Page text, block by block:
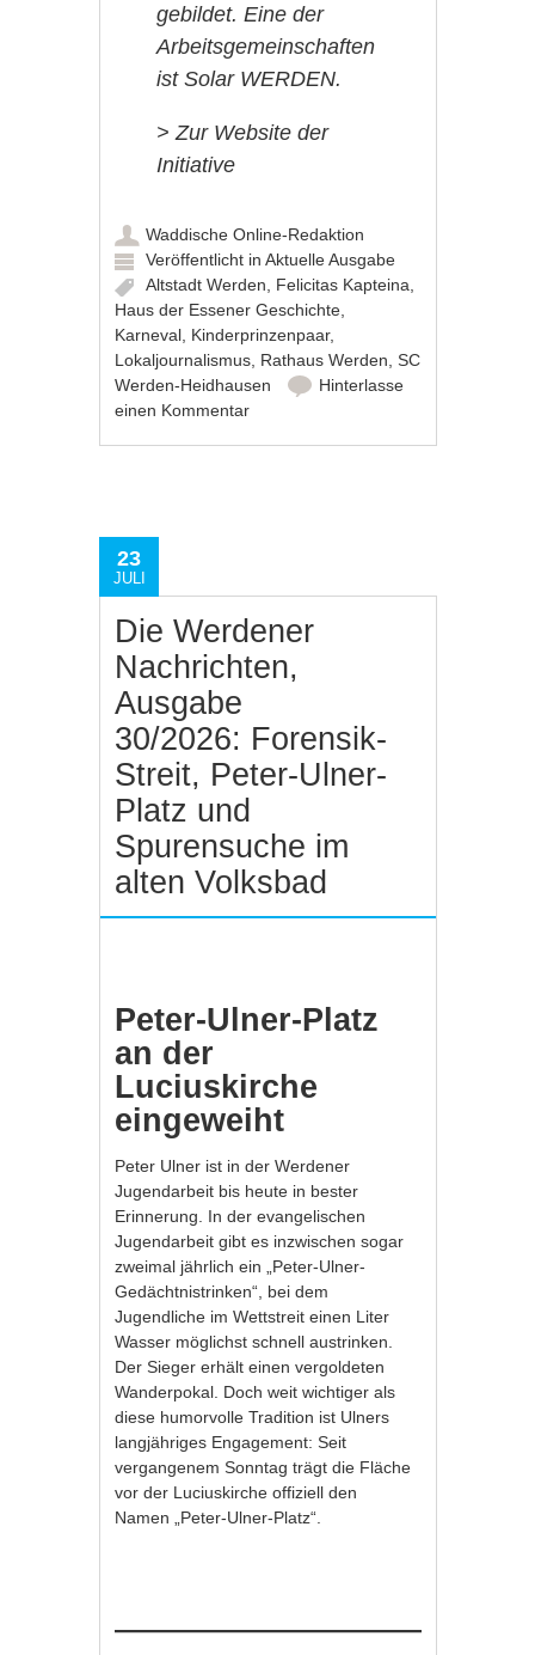
gebildet. Eine der
Arbeitsgemeinschaften
ist Solar WERDEN.
> Zur Website der
Initiative
Waddische Online-Redaktion
Veröffentlicht inAktuelle Ausgabe
Altstadt Werden
Felicitas Kapteina
Haus der Essener Geschichte
Karneval Kinderprinzenpaar,
Lokaljournalismus Rathaus Werden ,SC
Werden-Heidhausen
Hinterlasse
einen Kommentar
23
JULI
Die Werdener
Nachrichten,
Ausgabe
30/2026: Forensik-
Streit, Peter-Ulner-
Platz und
Spurensuche im
alten Volksbad
Peter-Ulner-Platz
an der
Luciuskirche
eingeweiht
Peter Ulner ist in der Werdener
Jugendarbeit bis heute in bester
Erinnerung. In der evangelischen
Jugendarbeit gibt es inzwischen sogar
zweimal jährlich ein „Peter-Ulner-
Gedächtnistrinken“, bei dem
Jugendliche im Wettstreit einen Liter
Wasser möglichst schnell austrinken.
Der Sieger erhält einen vergoldeten
Wanderpokal. Doch weit wichtiger als
diese humorvolle Tradition ist Ulners
langjähriges Engagement: Seit
vergangenem Sonntag trägt die Fläche
vor der Luciuskirche offiziell den
Namen „Peter-Ulner-Platz“.